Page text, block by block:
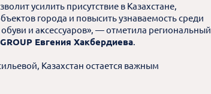
усилить присутствие в Казахстане,
города и повысить узнаваемость среди
и аксессуаров», — отметила региональный
Евгения Хакбердиева.
Казахстан остается важным